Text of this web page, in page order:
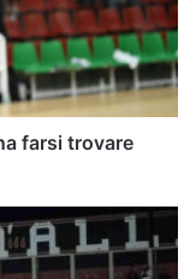
farsi trovare